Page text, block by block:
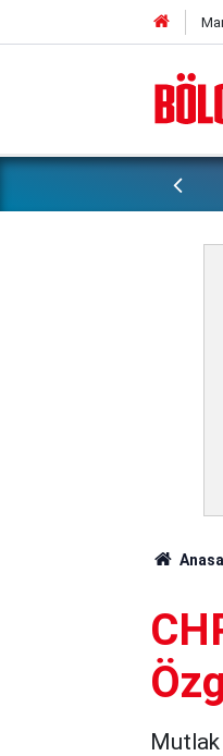
hayatını kaybetmişti:
Mutlak